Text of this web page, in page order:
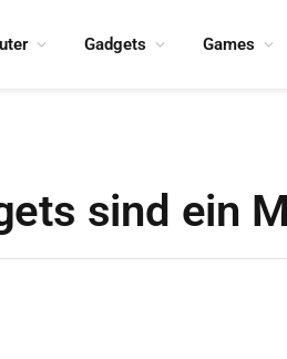
Gadgets Games
sind ein